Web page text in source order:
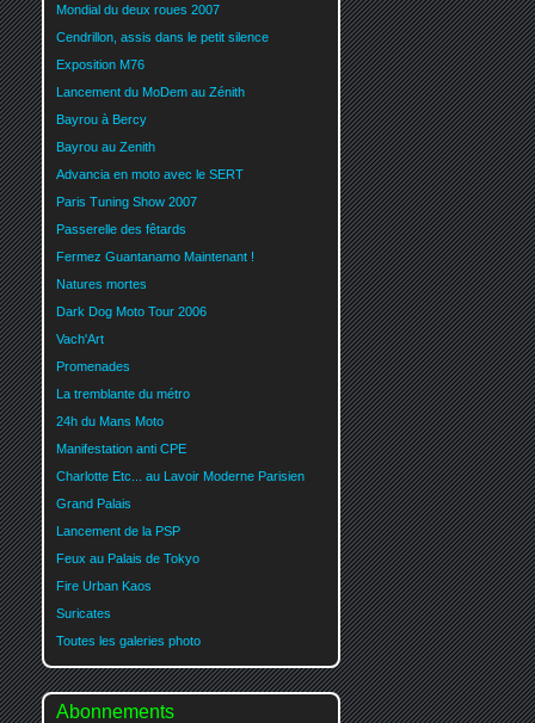
Mondial du deux roues 2007
Cendrillon, assis dans le petit silence
Exposition M76
Lancement du MoDem au Zénith
Bayrou à Bercy
Bayrou au Zenith
Advancia en moto avec le SERT
Paris Tuning Show 2007
Passerelle des fêtards
Fermez Guantanamo Maintenant !
Natures mortes
Dark Dog Moto Tour 2006
Vach'Art
Promenades
La tremblante du métro
24h du Mans Moto
Manifestation anti CPE
Charlotte Etc... au Lavoir Moderne Parisien
Grand Palais
Lancement de la PSP
Feux au Palais de Tokyo
Fire Urban Kaos
Suricates
Toutes les galeries photo
Abonnements